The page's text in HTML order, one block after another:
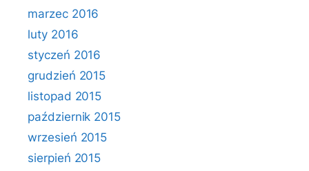
marzec 2016
luty 2016
styczeń 2016
grudzień 2015
listopad 2015
październik 2015
wrzesień 2015
sierpień 2015